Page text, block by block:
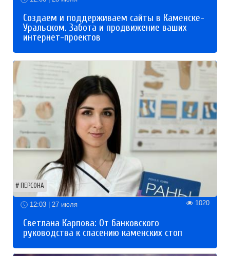
Создаем и поддерживаем сайты в Каменске-
Уральском. Забота и продвижение ваших
интернет-проектов
ПЕРСОНА
12:03 | 27 июля 1020
Светлана Карпова: От банковского
руководства к спасению каменских стоп